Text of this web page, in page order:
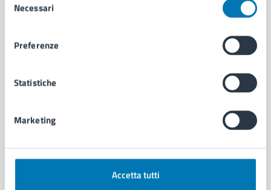
delNecessari
Preferenze
Statistiche
Marketing
Accetta tutti
Uffici
Personale amministrativo
Intranet, posta aziendale e protocollo
CATEGORIE DI SERVIZIO